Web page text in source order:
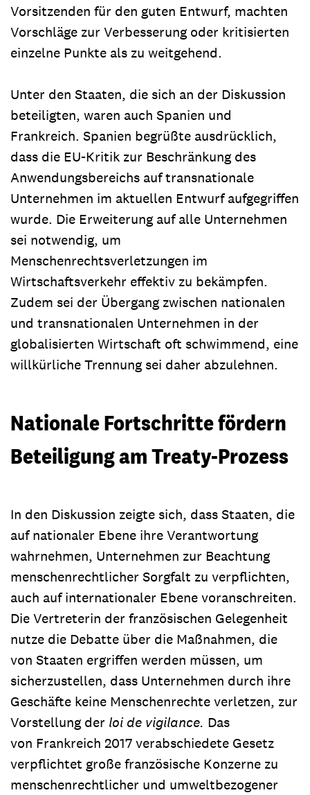
Vorsitzenden für den guten Entwurf, machten
Vorschläge zur Verbesserung oder kritisierten
einzelne Punkte als zu weitgehend.
Unter den Staaten, die sich an der Diskussion
beteiligten, waren auch Spanien und
Frankreich. Spanien begrüßte ausdrücklich,
dass die EU-Kritik zur Beschränkung des
Anwendungsbereichs auf transnationale
Unternehmen im aktuellen Entwurf aufgegriffen
wurde. Die Erweiterung auf alle Unternehmen
sei notwendig, um
Menschenrechtsverletzungen im
Wirtschaftsverkehr effektiv zu bekämpfen.
Zudem sei der Übergang zwischen nationalen
und transnationalen Unternehmen in der
globalisierten Wirtschaft oft schwimmend, eine
willkürliche Trennung sei daher abzulehnen.
Nationale Fortschritte fördern
Beteiligung am Treaty-Prozess
In den Diskussion zeigte sich, dass Staaten, die
auf nationaler Ebene ihre Verantwortung
wahrnehmen, Unternehmen zur Beachtung
menschenrechtlicher Sorgfalt zu verpflichten,
auch auf internationaler Ebene voranschreiten.
Die Vertreterin der französischen Gelegenheit
nutze die Debatte über die Maßnahmen, die
von Staaten ergriffen werden müssen, um
sicherzustellen, dass Unternehmen durch ihre
Geschäfte keine Menschenrechte verletzen, zur
Vorstellung der loi de vigilance. Das
von Frankreich 2017 verabschiedete Gesetz
verpflichtet große französische Konzerne zu
menschenrechtlicher und umweltbezogener